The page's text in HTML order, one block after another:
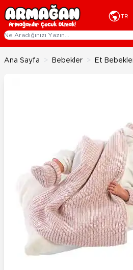
İçeriğe geç
TR
Ana Sayfa > Bebekler > Et